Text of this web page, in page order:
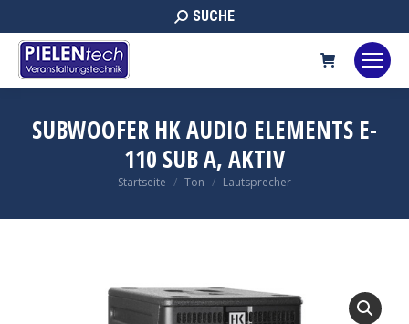
Search:
SUCHE
SUBWOOFER HK AUDIO ELEMENTS E-
110 SUB A, AKTIV
Sie befinden sich hier:
Startseite Ton Lautsprecher